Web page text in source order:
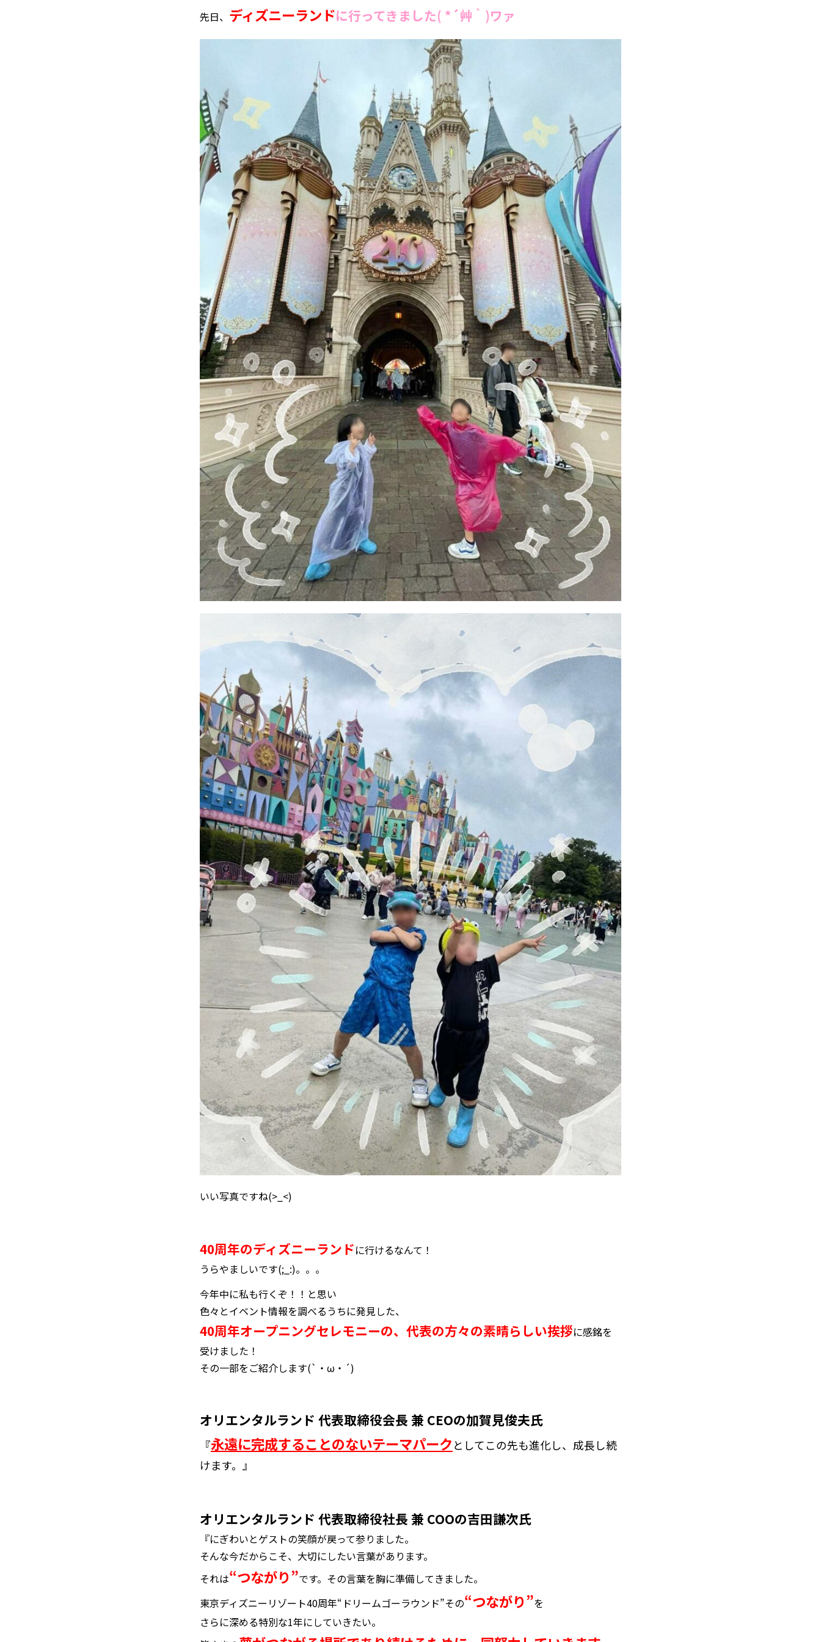
先日、 ディズニーランドに行ってきました( *´艸｀)ワァ
いい写真ですね(>_<)
40周年のディズニーランドに行けるなんて！
うらやましいです(;_:)。。。
今年中に私も行くぞ！！と思い
色々とイベント情報を調べるうちに発見した、
40周年オープニングセレモニーの、代表の方々の素晴らしい挨拶に感銘を
受けました！
その一部をご紹介します(`・ω・´)
オリエンタルランド 代表取締役会長 兼 CEOの加賀見俊夫氏
『永遠に完成することのないテーマパーク としてこの先も進化し、成長し続
けます。』
オリエンタルランド 代表取締役社長 兼 COOの吉田謙次氏
『にぎわいとゲストの笑顔が戻って参りました。
そんな今だからこそ、大切にしたい言葉があります。
それは“つながり”です。その言葉を胸に準備してきました。
東京ディズニーリゾート40周年“ドリームゴーラウンド”その“つながり”を
さらに深める特別な1年にしていきたい。